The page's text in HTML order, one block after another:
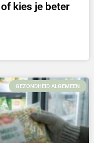
kies je beter
GEZONDHEID ALGEMEEN